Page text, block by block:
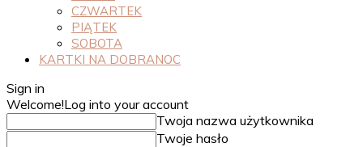
CZWARTEK
PIĄTEK
SOBOTA
KARTKI NA DOBRANOC
Sign in
Welcome!Log into your account
Twoja nazwa użytkownika
Twoje hasło